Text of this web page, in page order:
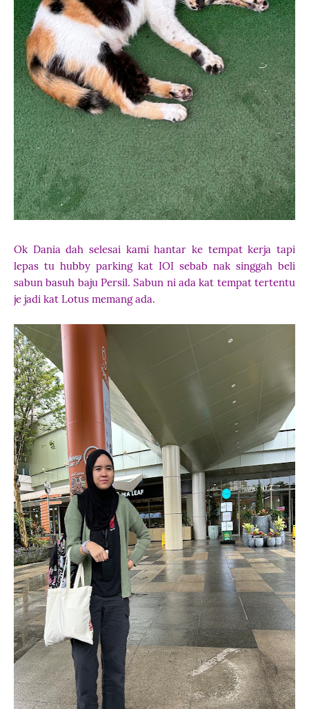
Ok Dania dah selesai kami hantar ke tempat kerja tapi
lepas tu hubby parking kat IOI sebab nak singgah beli
sabun basuh baju Persil. Sabun ni ada kat tempat tertentu
je jadi kat Lotus memang ada.